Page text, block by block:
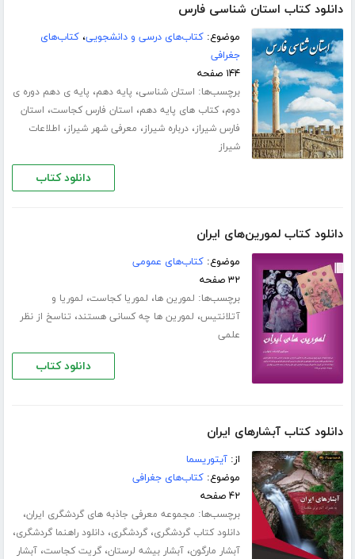
دانلود کتاب استان شناسی فارس
موضوع:کتاب‌های درسی و دانشجویی،کتاب‌های
جغرافی
۱۴۴ صفحه
برچسب‌ها: استان شناسی، پایه دهم، پایه ی دهم دوره ی
دوم،کتاب های پایه دهم، استان فارس کجاست، استان
فارس شیراز،درباره شیراز، معرفی شهر شیراز، اطلاعات
شیراز
دانلود کتاب
دانلود کتاب لمورین‌های ایران
موضوع:کتاب‌های عمومی
۳۲ صفحه
برچسب‌ها: لمورین ها، لموریا کجاست، لموریا و
آتلانتیس، لمورین ها چه کسانی هستند، تناسخ از نظر
علمی
دانلود کتاب
دانلود کتاب آبشارهای ایران
از:آیتوریسما
موضوع:کتاب‌های جغرافی
۴۲ صفحه
برچسب‌ها: مجموعه معرفی جاذبه های گردشگری ایران،
دانلود کتاب گردشگری،گردشگری،دانلود راهنما گردشگری،
آبشار مارگون،آبشار بیشه لرستان،گریت کجاست،آبشار